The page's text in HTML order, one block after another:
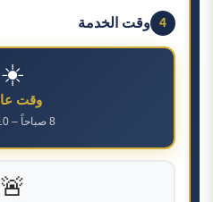
4 وقت الخدمة
☀️
وقت
8 صباحاً – 10 مساءً
🚨